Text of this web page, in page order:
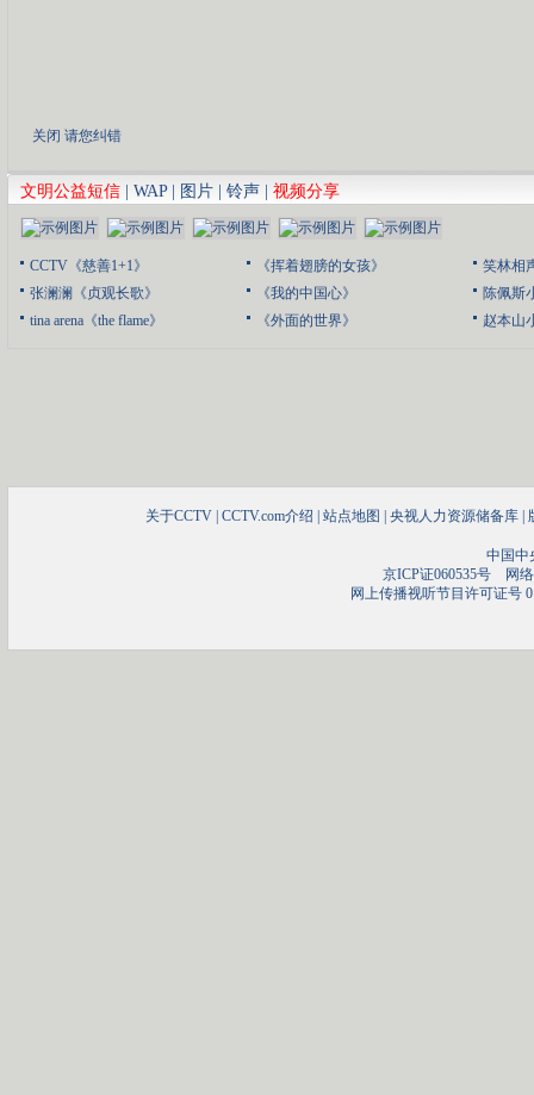
关闭 请您纠错
文明公益短信 | WAP| 图片 | 铃声 | 视频分享
CCTV《慈善1+1》
张澜澜《贞观长歌》
tina arena《the flame》
《挥着翅膀的女孩》
《我的中国心》
《外面的世界》
笑林相
陈佩斯
赵本山
关于CCTV | CCTV.com介绍 | 站点地图 | 央视人力资源储备库 |
中国中
京ICP证060535号网络
网上传播视听节目许可证号